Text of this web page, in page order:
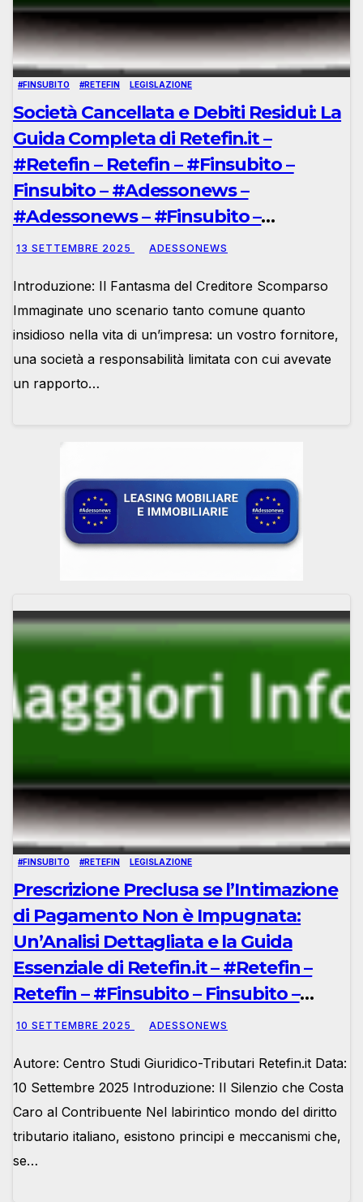
#FINSUBITO #RETEFIN LEGISLAZIONE
Società Cancellata e Debiti Residui: La
Guida Completa di Retefin.it –
#Retefin – Retefin – #Finsubito –
Finsubito – #Adessonews –
#Adessonews – #Finsubito –
Adessonews
13 SETTEMBRE 2025 ADESSONEWS
Introduzione: Il Fantasma del Creditore Scomparso
Immaginate uno scenario tanto comune quanto
insidioso nella vita di un’impresa: un vostro fornitore,
una società a responsabilità limitata con cui avevate
un rapporto…
#FINSUBITO #RETEFIN LEGISLAZIONE
Prescrizione Preclusa se l’Intimazione
di Pagamento Non è Impugnata:
Un’Analisi Dettagliata e la Guida
Essenziale di Retefin.it – #Retefin –
Retefin – #Finsubito – Finsubito –
#Adessonews – #Adessonews –
10 SETTEMBRE 2025 ADESSONEWS
Autore: Centro Studi Giuridico-Tributari Retefin.it Data:
10 Settembre 2025 Introduzione: Il Silenzio che Costa
Caro al Contribuente Nel labirintico mondo del diritto
tributario italiano, esistono principi e meccanismi che,
se…